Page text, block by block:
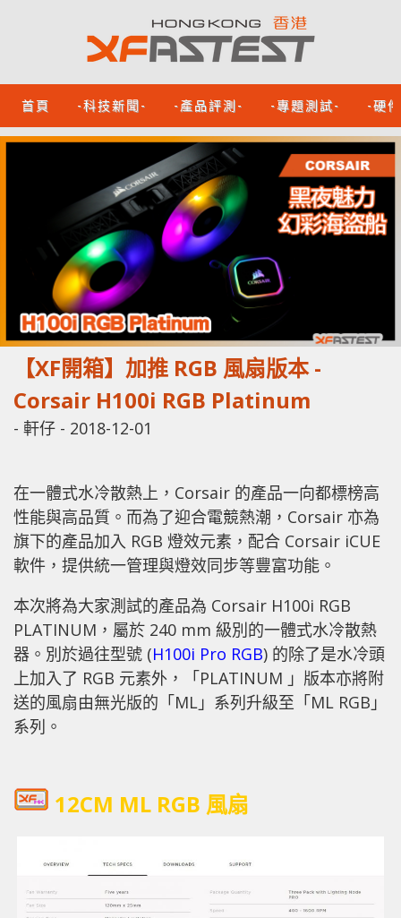
首頁 -科技新聞- -產品評測- -專題測試- -硬
【XF開箱】加推 RGB 風扇版本 -
Corsair H100i RGB Platinum
- 軒仔 - 2018-12-01
在一體式水冷散熱上，Corsair 的產品一向都標榜高
性能與高品質。而為了迎合電競熱潮，Corsair 亦為
旗下的產品加入 RGB 燈效元素，配合 Corsair iCUE
軟件，提供統一管理與燈效同步等豐富功能。
本次將為大家測試的產品為 Corsair H100i RGB
PLATINUM，屬於 240 mm 級別的一體式水冷散熱
器。別於過往型號 (H100i Pro RGB) 的除了是水冷頭
上加入了 RGB 元素外，「PLATINUM 」版本亦將附
送的風扇由無光版的「ML」系列升級至「ML RGB」
系列。
12CM ML RGB 風扇